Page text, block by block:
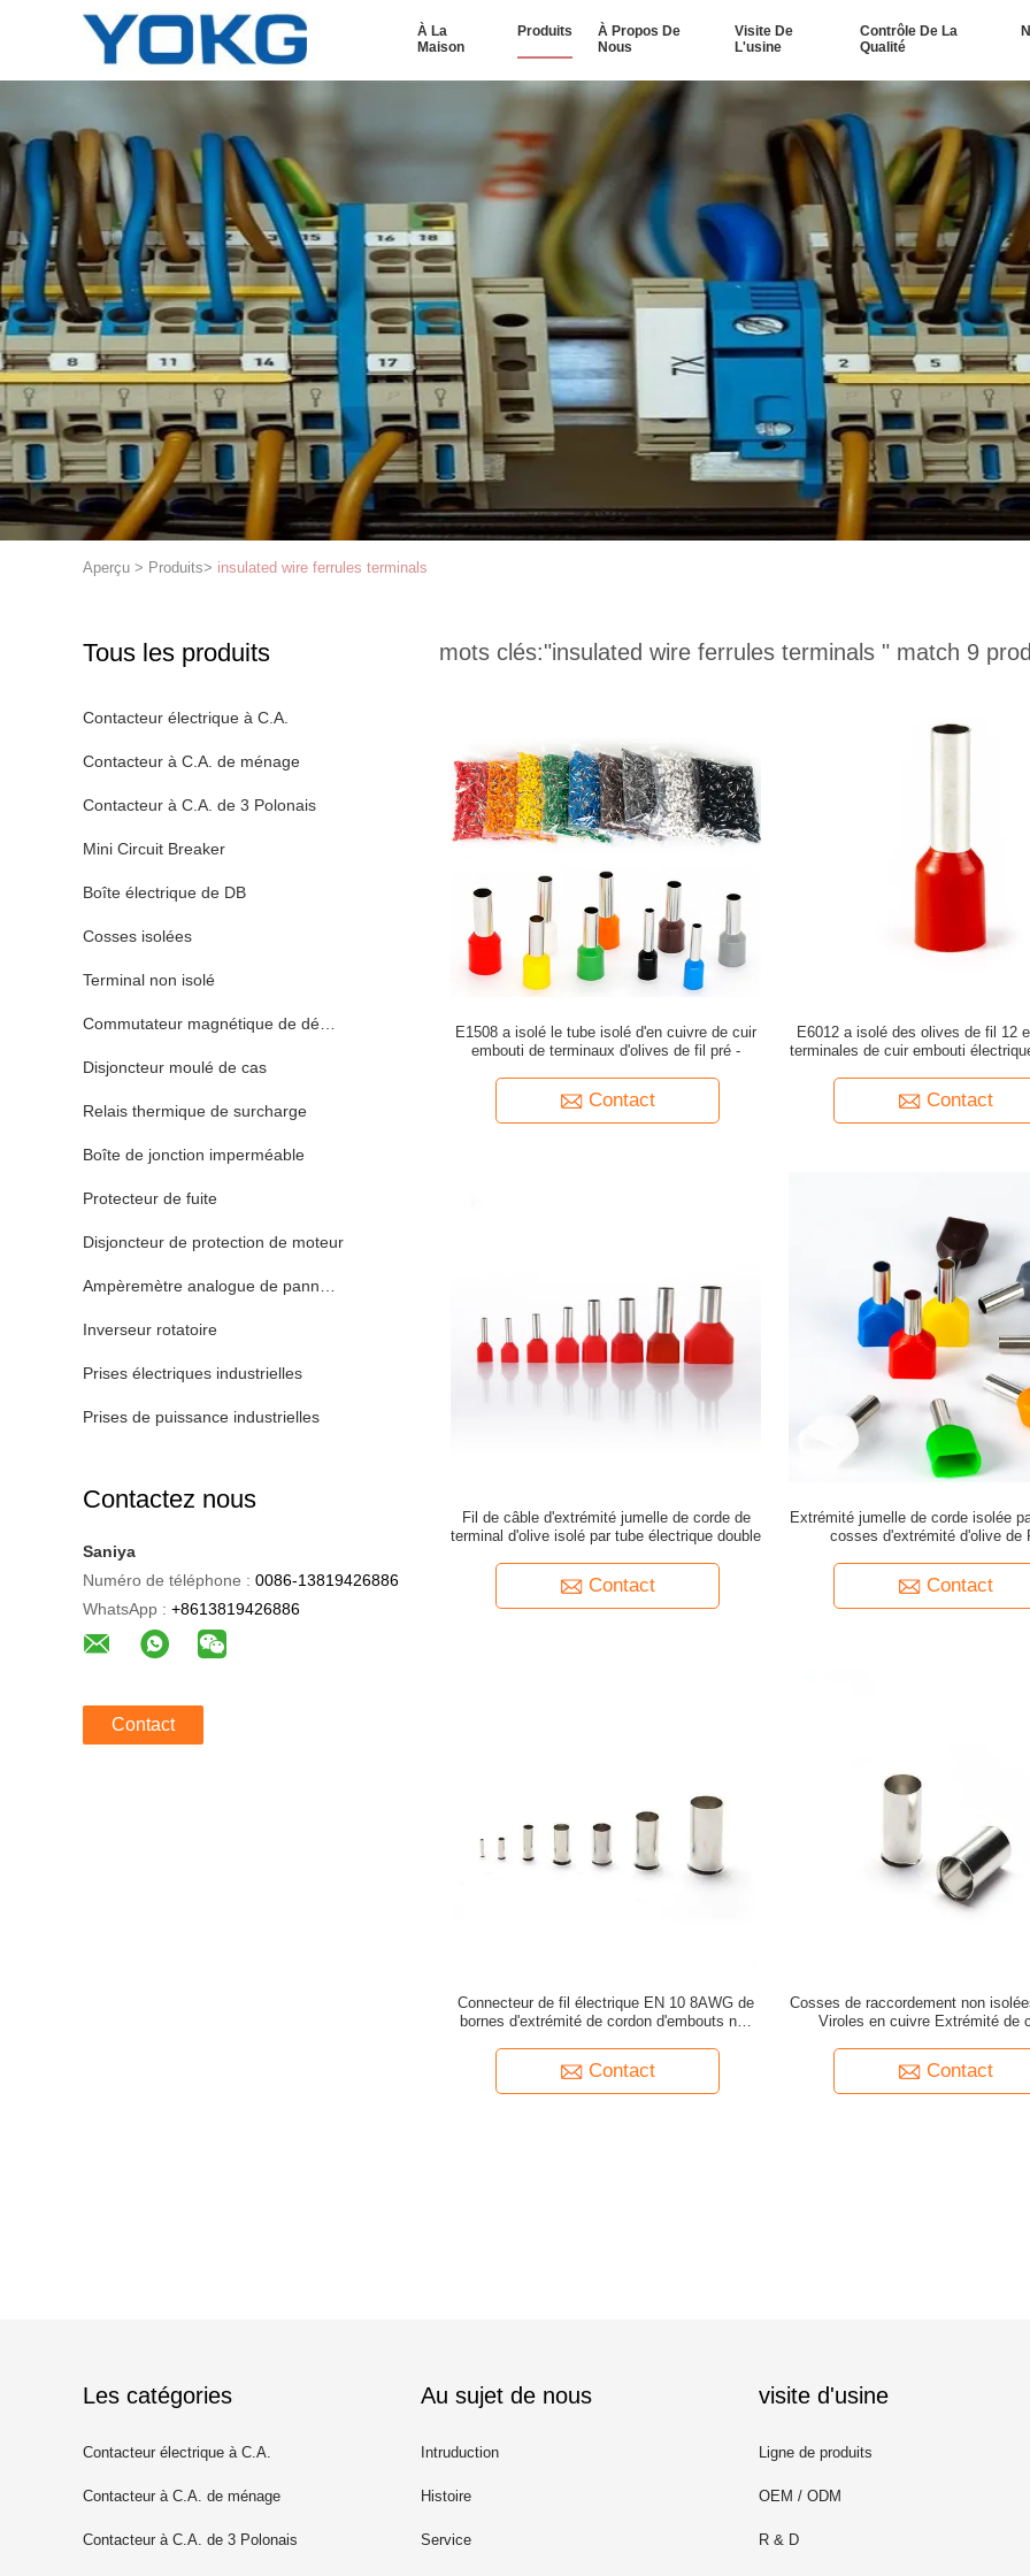
À La
Maison
Produits
À Propos De
Nous
Visite De
L'usine
Contrôle De La
Qualité
Aperçu > Produits> insulated wire ferrules terminals
Tous les produits
Contacteur électrique à C.A.
Contacteur à C.A. de ménage
Contacteur à C.A. de 3 Polonais
Mini Circuit Breaker
Boîte électrique de DB
Cosses isolées
Terminal non isolé
Disjoncteur moulé de cas
Relais thermique de surcharge
Boîte de jonction imperméable
Protecteur de fuite
Disjoncteur de protection de moteur
Inverseur rotatoire
Prises électriques industrielles
Prises de puissance industrielles
Contactez nous
Saniya
Numéro de téléphone : 0086-13819426886
WhatsApp : +8613819426886
Contact
mots clés:"insulated wire ferrules terminals " match 9
E1508 a isolé le tube isolé d'en cuivre de cuir
embouti de terminaux d'olives de fil pré -
Contact
E6012 a isolé des olives de fil 12
terminales de cuir embouti
Contact
Fil de câble d'extrémité jumelle de corde de
terminal d'olive isolé par tube électrique double
Contact
Extrémité jumelle de corde isolée
cosses d'extrémité d'olive de
Contact
Connecteur de fil électrique EN 10 8AWG de
bornes d'extrémité de cordon d'embouts non
Contact
Cosses de raccordement non
Viroles en cuivre Extrémité de
Contact
Les catégories
Contacteur électrique à C.A.
Contacteur à C.A. de ménage
Contacteur à C.A. de 3 Polonais
Au sujet de nous
Intruduction
Histoire
Service
visite d'usine
Ligne de produits
OEM / ODM
R & D